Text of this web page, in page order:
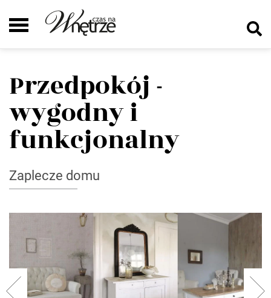
Przedpokój -
wygodny i
funkcjonalny
Zaplecze domu